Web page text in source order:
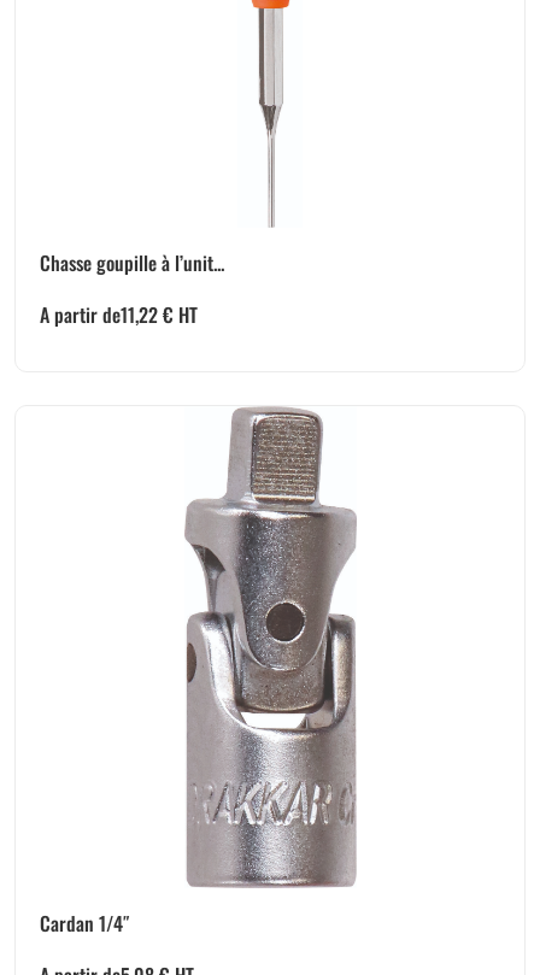
Chasse goupille à l’unit...
A partir de11,22€ HT
Cardan 1/4″